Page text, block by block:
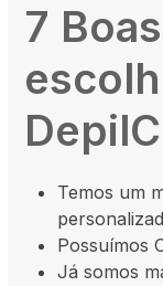
7
Temos um
Possuímos
Já somos